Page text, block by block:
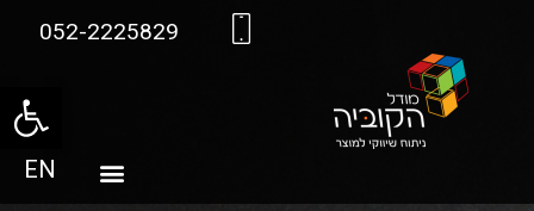
פתח
052-2225829
EN